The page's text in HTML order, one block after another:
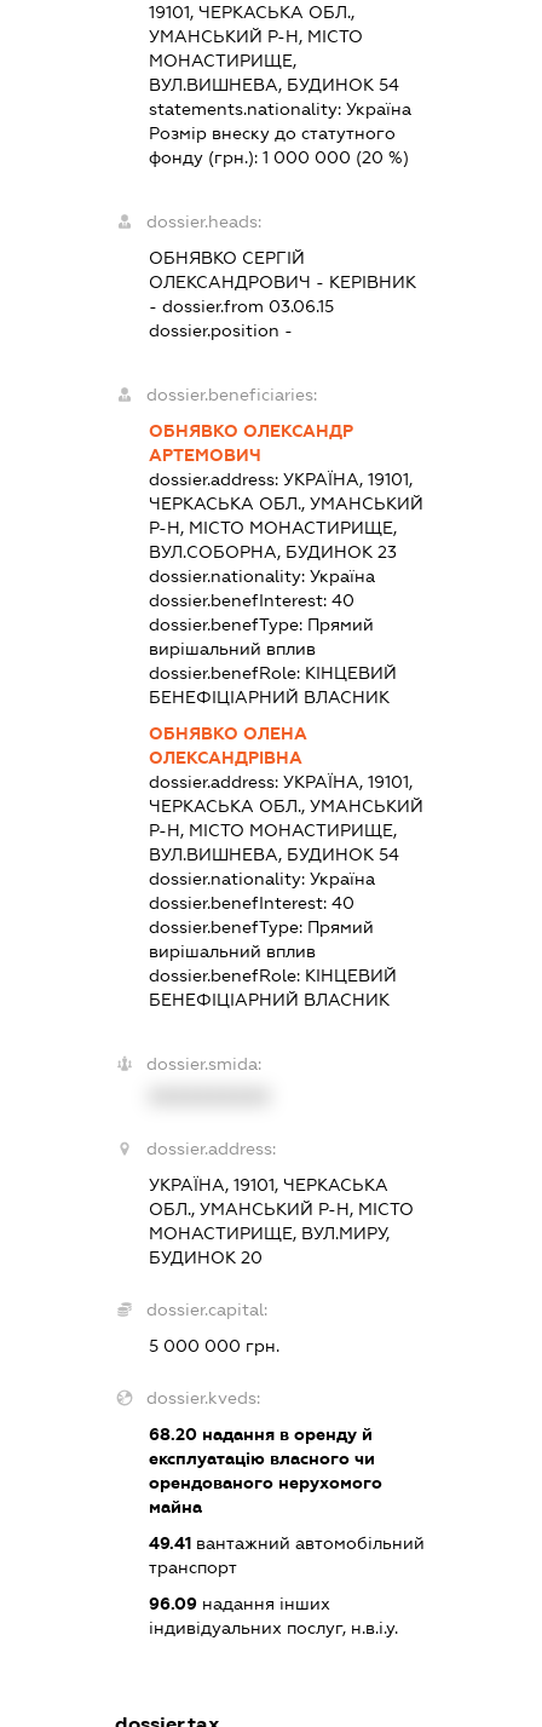
19101, ЧЕРКАСЬКА ОБЛ.,
УМАНСЬКИЙ Р-Н, МІСТО
МОНАСТИРИЩЕ,
ВУЛ.ВИШНЕВА, БУДИНОК 54
statements.nationality: Україна
Розмір внеску до статутного
фонду (грн.): 1 000 000 (20 %)
dossier.heads:
ОБНЯВКО СЕРГІЙ
ОЛЕКСАНДРОВИЧ - КЕРІВНИК
- dossier.from 03.06.15
dossier.position -
dossier.beneficiaries:
ОБНЯВКО ОЛЕКСАНДР
АРТЕМОВИЧ
dossier.address: УКРАЇНА, 19101,
ЧЕРКАСЬКА ОБЛ., УМАНСЬКИЙ
Р-Н, МІСТО МОНАСТИРИЩЕ,
ВУЛ.СОБОРНА, БУДИНОК 23
dossier.nationality: Україна
dossier.benefInterest: 40
dossier.benefType: Прямий
вирішальний вплив
dossier.benefRole: КІНЦЕВИЙ
БЕНЕФІЦІАРНИЙ ВЛАСНИК
ОБНЯВКО ОЛЕНА
ОЛЕКСАНДРІВНА
dossier.address: УКРАЇНА, 19101,
ЧЕРКАСЬКА ОБЛ., УМАНСЬКИЙ
Р-Н, МІСТО МОНАСТИРИЩЕ,
ВУЛ.ВИШНЕВА, БУДИНОК 54
dossier.nationality: Україна
dossier.benefInterest: 40
dossier.benefType: Прямий
вирішальний вплив
dossier.benefRole: КІНЦЕВИЙ
БЕНЕФІЦІАРНИЙ ВЛАСНИК
dossier.smida:
dossier.address:
УКРАЇНА, 19101, ЧЕРКАСЬКА
ОБЛ., УМАНСЬКИЙ Р-Н, МІСТО
МОНАСТИРИЩЕ, ВУЛ.МИРУ,
БУДИНОК 20
dossier.capital:
5 000 000 грн.
dossier.kveds:
68.20надання в оренду й
експлуатацію власного чи
орендованого нерухомого
майна
49.41вантажний автомобільний
транспорт
96.09надання інших
індивідуальних послуг, н.в.і.у.